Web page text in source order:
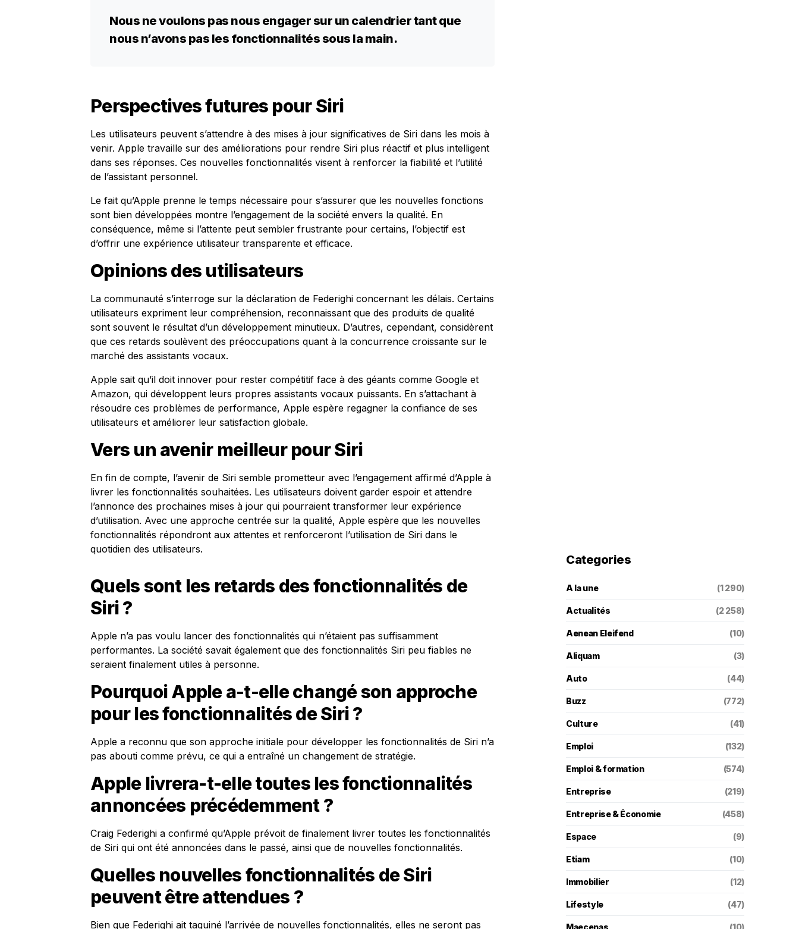
Nous ne voulons pas nous engager sur un calendrier tant que
nous n’avons pas les fonctionnalités sous la main.
Perspectives futures pour Siri
Les utilisateurs peuvent s’attendre à des mises à jour significatives de Siri dans les mois à
venir. Apple travaille sur des améliorations pour rendre Siri plus réactif et plus intelligent
dans ses réponses. Ces nouvelles fonctionnalités visent à renforcer la fiabilité et l’utilité
de l’assistant personnel.
Le fait qu’Apple prenne le temps nécessaire pour s’assurer que les nouvelles fonctions
sont bien développées montre l’engagement de la société envers la qualité. En
conséquence, même si l’attente peut sembler frustrante pour certains, l’objectif est
d’offrir une expérience utilisateur transparente et efficace.
Opinions des utilisateurs
La communauté s’interroge sur la déclaration de Federighi concernant les délais. Certains
utilisateurs expriment leur compréhension, reconnaissant que des produits de qualité
sont souvent le résultat d’un développement minutieux. D’autres, cependant, considèrent
que ces retards soulèvent des préoccupations quant à la concurrence croissante sur le
marché des assistants vocaux.
Apple sait qu’il doit innover pour rester compétitif face à des géants comme Google et
Amazon, qui développent leurs propres assistants vocaux puissants. En s’attachant à
résoudre ces problèmes de performance, Apple espère regagner la confiance de ses
utilisateurs et améliorer leur satisfaction globale.
Vers un avenir meilleur pour Siri
En fin de compte, l’avenir de Siri semble prometteur avec l’engagement affirmé d’Apple à
livrer les fonctionnalités souhaitées. Les utilisateurs doivent garder espoir et attendre
l’annonce des prochaines mises à jour qui pourraient transformer leur expérience
d’utilisation. Avec une approche centrée sur la qualité, Apple espère que les nouvelles
fonctionnalités répondront aux attentes et renforceront l’utilisation de Siri dans le
quotidien des utilisateurs.
Quels sont les retards des fonctionnalités de
Siri ?
Apple n’a pas voulu lancer des fonctionnalités qui n’étaient pas suffisamment
performantes. La société savait également que des fonctionnalités Siri peu fiables ne
seraient finalement utiles à personne.
Pourquoi Apple a-t-elle changé son approche
pour les fonctionnalités de Siri ?
Apple a reconnu que son approche initiale pour développer les fonctionnalités de Siri n’a
pas abouti comme prévu, ce qui a entraîné un changement de stratégie.
Apple livrera-t-elle toutes les fonctionnalités
annoncées précédemment ?
Craig Federighi a confirmé qu’Apple prévoit de finalement livrer toutes les fonctionnalités
de Siri qui ont été annoncées dans le passé, ainsi que de nouvelles fonctionnalités.
Quelles nouvelles fonctionnalités de Siri
peuvent être attendues ?
Bien que Federighi ait taquiné l’arrivée de nouvelles fonctionnalités, elles ne seront pas
Categories
A la une (1 290)
Actualités (2 258)
Aenean Eleifend (10)
Aliquam (3)
Auto (44)
Buzz (772)
Culture (41)
Emploi (132)
Emploi & formation (574)
Entreprise (219)
Entreprise & Économie (458)
Espace (9)
Etiam (10)
Immobilier (12)
Lifestyle (47)
Maecenas (10)